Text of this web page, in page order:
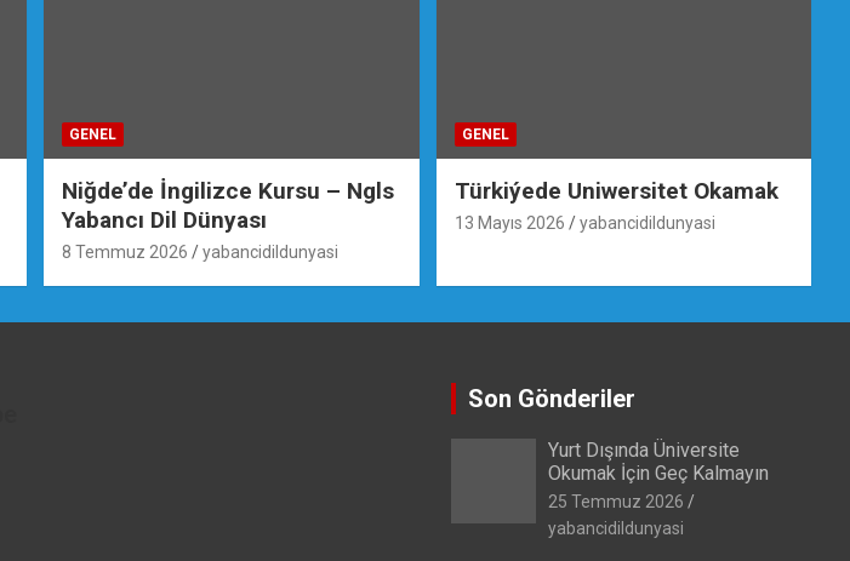
GENEL
Niğde’de İngilizce Kursu – Ngls
Yabancı Dil Dünyası
8 Temmuz 2026 yabancidildunyasi
GENEL
Türkiýede Uniwersitet Okamak
13 Mayıs 2026 yabancidildunyasi
Son Gönderiler
Yurt Dışında Üniversite
Okumak İçin Geç Kalmayın
25 Temmuz 2026
yabancidildunyasi